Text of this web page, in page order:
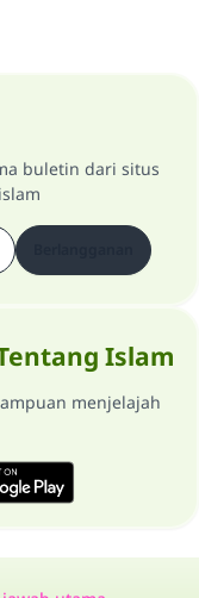
buletin dari situs
Islam
menjelajah